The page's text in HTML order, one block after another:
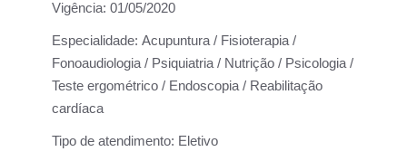
Vigência: 01/05/2020
Especialidade: Acupuntura / Fisioterapia /
Fonoaudiologia / Psiquiatria / Nutrição / Psicologia /
Teste ergométrico / Endoscopia / Reabilitação
cardíaca
Tipo de atendimento: Eletivo